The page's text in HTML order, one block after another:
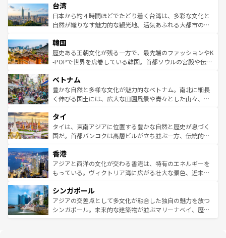
ならではの贅沢な旅のスタイルだ。 なお、新着のアメリカ
情報はコンテンツ一覧を参照してほしい。
れるおもてなしの心で訪れる人々を迎えてくれるハワイの
人々、おいしいローカルフードやハワイアンミュージッ
ク、伝統的なフラダンスなど、すべてがハワイの魅力を彩
ワイを、存分に味わってほしい。 なお、新着のハワイ情報
はコンテンツ一覧を参照してほしい。
リアリーフや大陸中央部にそびえるウルル（エアーズロッ
ク）、タスマニアの美しい原生林やケアンズの熱帯雨林な
ど、見どころがたくさん。また、カフェやワイン、オージ
いる。アクティビティも充実しており、サーフィンやダイ
ビング、ハイキングなど、アウトドア好きにはたまらな
い。オーストラリアの多彩な魅力を存分に味わいつくそ
参照してほしい。
台湾
日本から約４時間ほどでたどり着く台湾は、多彩な文化と
自然が織りなす魅力的な観光地。活気あふれる大都市の台
ン）、静ひつな山岳地帯である台湾東部など、都市の喧騒
と山間の静けさが共存しており、訪れる人に新しい発見と
驚きをもたらしてくれる。また、奥深い台湾の食文化も魅
容にもいいと評判のスイーツなど、バラエティ豊かな料理
が味わえる。 なお、新着の台湾情報は コンテンツ一覧を参
照してほしい。
韓国
歴史ある王朝文化が残る一方で、最先端のファッションやK
-POPで世界を席巻している韓国。首都ソウルの宮殿や伝統
き、地方に足を延ばせば四季折々の自然美を楽しむことが
できる。そして、キムチや焼肉、絶品のストリートフード
まで、さまざまな韓国料理が待っている。夜には、韓国な
リティに包まれながら、韓国の多彩な魅力を心ゆくまで味
わってみてほしい。 なお、新着の韓国情報はコンテンツ一
覧を参照してほしい。
ベトナム
豊かな自然と多様な文化が魅力的なベトナム。南北に細長
く伸びる国土には、広大な田園風景や青々とした山々、世
急速な発展と共に伝統が息づく。ハノイの古い町並みやホ
ーチミン市のフランス統治時代の建物も、独特の雰囲気を
醸し出している。また、バラエティの豊かさとおいしさで
とつ。フォーやバインミー、ベトナムコーヒーなどは、ぜ
ひ現地で味わいたい。どの地域を訪れてもあたたかい人々
が旅行者を迎えてくれるので、きっと忘れられない旅にな
参照してほしい。
タイ
タイは、東南アジアに位置する豊かな自然と歴史が息づく
国だ。首都バンコクは高層ビルが立ち並ぶ一方、伝統的な
の活気が交差している。北部ではチェンマイなどの山岳地
帯で自然と触れ合い、南部ではプーケットやクラビの美し
いビーチでリゾート気分を楽しむことができる。タイ料理
激する。気候は一年中温暖で、どの季節にも異なる楽しみ
が待っている。親しみやすいタイの人々、仏教を中心とし
た文化、そして多様な観光資源が、訪れる旅人を魅了し続
香港
アジアと西洋の文化が交わる香港は、特有のエネルギーを
もっている。ヴィクトリア湾に広がる壮大な景色、近未来
み、どこを訪れても感動するはず。観光スポットが密集し
ており、効率よく見どころを回れるのも魅力。息をのむよ
うな絶景から文化的な体験まで、香港を存分に楽しみ尽く
シンガポール
アジアの交差点として多文化が融合した独自の魅力を放つ
シンガポール。未来的な建築物が並ぶマリーナベイ、歴史